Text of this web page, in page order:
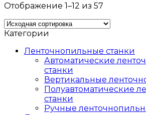
Отображение 1–12 из 57
Категории
Ленточнопильные станки
Автоматические
станки
Вертикальные
Полуавтоматические
станки
Ручные